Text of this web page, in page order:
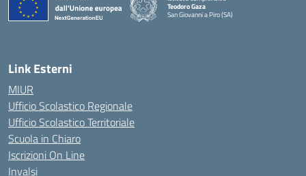
Teodoro Gaza
San Giovanni a Piro (SA)
Link Esterni
MIUR
Ufficio Scolastico Regionale
Ufficio Scolastico Territoriale
Scuola in Chiaro
Iscrizioni On Line
Invalsi